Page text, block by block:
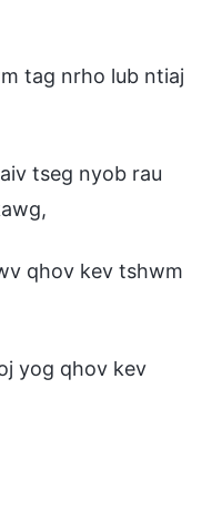
tag nrho lub ntiaj
tseg nyob rau
qhov kev tshwm
yog qhov kev